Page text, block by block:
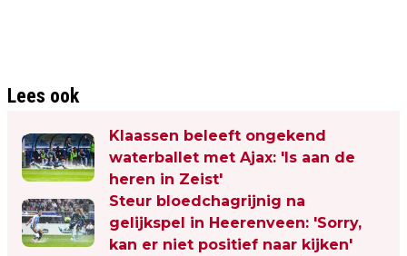
Lees ook
Klaassen beleeft ongekend
waterballet met Ajax: 'Is aan de
heren in Zeist'
Steur bloedchagrijnig na
gelijkspel in Heerenveen: 'Sorry,
kan er niet positief naar kijken'